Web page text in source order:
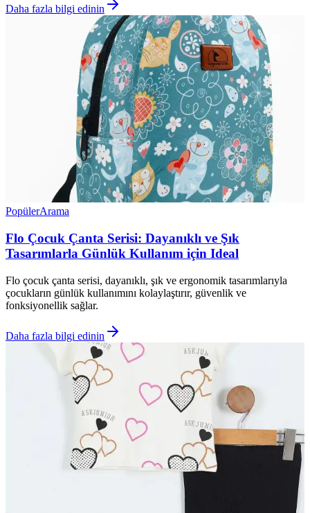
Daha fazla bilgi edinin
PopülerArama
Flo Çocuk Çanta Serisi: Dayanıklı ve Şık
Tasarımlarla Günlük Kullanım için Ideal
Flo çocuk çanta serisi, dayanıklı, şık ve ergonomik tasarımlarıyla
çocukların günlük kullanımını kolaylaştırır, güvenlik ve
fonksiyonellik sağlar.
Daha fazla bilgi edinin